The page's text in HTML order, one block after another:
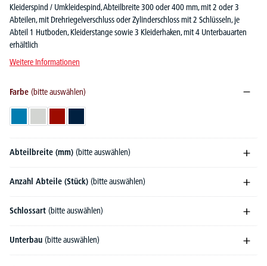
Kleiderspind / Umkleidespind, Abteilbreite 300 oder 400 mm, mit 2 oder 3
Abteilen, mit Drehriegelverschluss oder Zylinderschloss mit 2 Schlüsseln, je
Abteil 1 Hutboden, Kleiderstange sowie 3 Kleiderhaken, mit 4 Unterbauarten
erhältlich
Weitere Informationen
Farbe (bitte auswählen)
Abteilbreite (mm) (bitte auswählen)
Anzahl Abteile (Stück) (bitte auswählen)
Schlossart (bitte auswählen)
Unterbau (bitte auswählen)